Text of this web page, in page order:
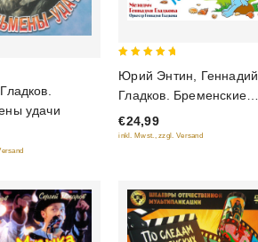
удачи
out of 5
Юрий Энтин, Геннадий
Гладков. Бременские
музыканты. Голубой
Щенок. Аудиосказки.
€24,99
inkl. Mwst., zzgl. Versand